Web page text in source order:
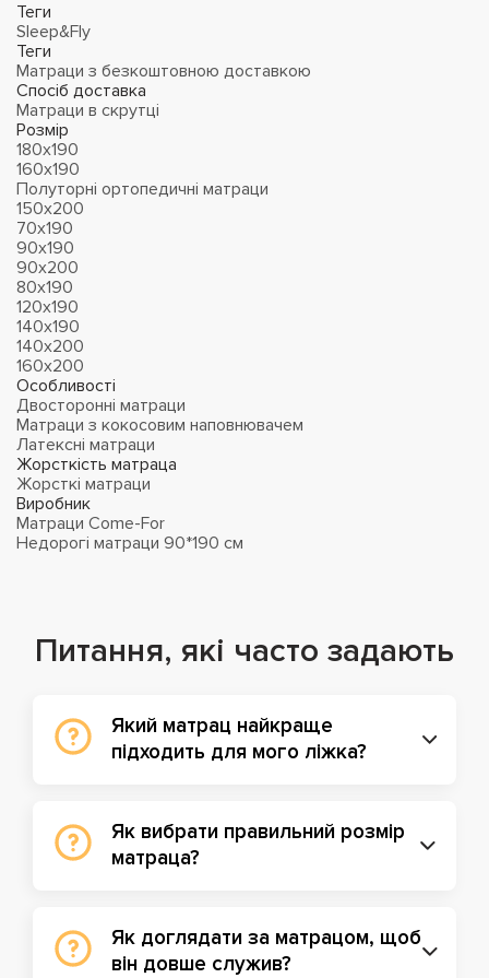
Теги
Sleep&Fly
Теги
Матраци з безкоштовною доставкою
Спосіб доставка
Матраци в скрутці
Розмір
180х190
160х190
Полуторні ортопедичні матраци
150х200
70х190
90х190
90х200
80х190
120х190
140х190
140х200
160х200
Особливості
Двосторонні матраци
Матраци з кокосовим наповнювачем
Латексні матраци
Жорсткість матраца
Жорсткі матраци
Виробник
Матраци Come-For
Недорогі матраци 90*190 см
Питання, які часто задають
Який матрац найкраще
підходить для мого ліжка?
Як вибрати правильний розмір
матраца?
Як доглядати за матрацом, щоб
він довше служив?